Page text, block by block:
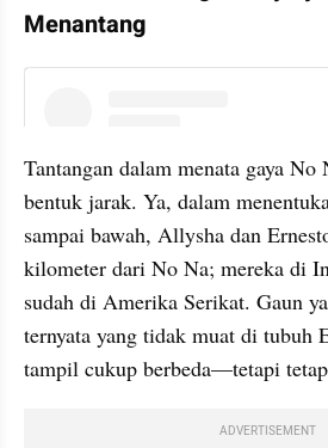
Menantang
Tantangan dalam menata gaya
bentuk jarak. Ya, dalam
sampai bawah, Allysha dan
kilometer dari No Na; mereka di
sudah di Amerika Serikat. Gaun
ternyata yang tidak muat di tubuh
tampil cukup berbeda—tetapi
ADVERTISEMENT